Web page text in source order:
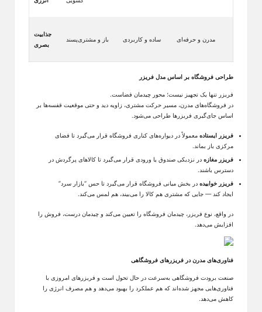
مدرن و حرفه‌ای ساده و کاربردی باز و مشتری‌پسند
جذابیت
بصری
طراحی فروشگاه بر اساس مدل فریزر
فریزر تنها یک تجهیز نیست؛ محور چیدمان فضاست.
در فروشگاه‌های مدرن، مسیر حرکت مشتری، زاویه دید و حتی موقعیت قفسه‌ها بر
اساس جای‌گیری فریزرها طراحی می‌شود .
فریزر ایستاده معمولاً در دیواره‌های کناری فروشگاه قرار می‌گیرد تا فضای
مرکزی باز بماند .
فریزر مغازه در نزدیکی صندوق یا ورودی قرار می‌گیرد تا کالاهای پرگردش در
دسترس باشند .
فریزر خوابیده در بخش میانی فروشگاه قرار می‌گیرد تا حس “بازار سرد”
ایجاد کند— جایی که مشتری هم کالا را می‌بیند، هم لمس می‌کند .
در واقع، نوع فریزر، چیدمان فروشگاه را تعیین می‌کند و چیدمان درست، فروش را
افزایش می‌دهد.
فناوری‌های مدرن در فریزرهای فروشگاهی
صنعت برودت فروشگاهی به‌سرعت در حال تحول است و فریزرهای امروزی با
فناوری‌هایی مجهز شده‌اند که هم عملکرد را بهبود می‌دهد و هم مصرف انرژی را
کاهش می‌دهد.